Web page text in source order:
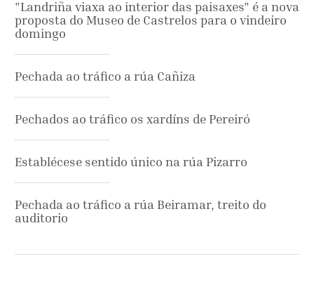
"Landriña viaxa ao interior das paisaxes" é a nova
proposta do Museo de Castrelos para o vindeiro
domingo
Pechada ao tráfico a rúa Cañiza
Pechados ao tráfico os xardíns de Pereiró
Establécese sentido único na rúa Pizarro
Pechada ao tráfico a rúa Beiramar, treito do
auditorio